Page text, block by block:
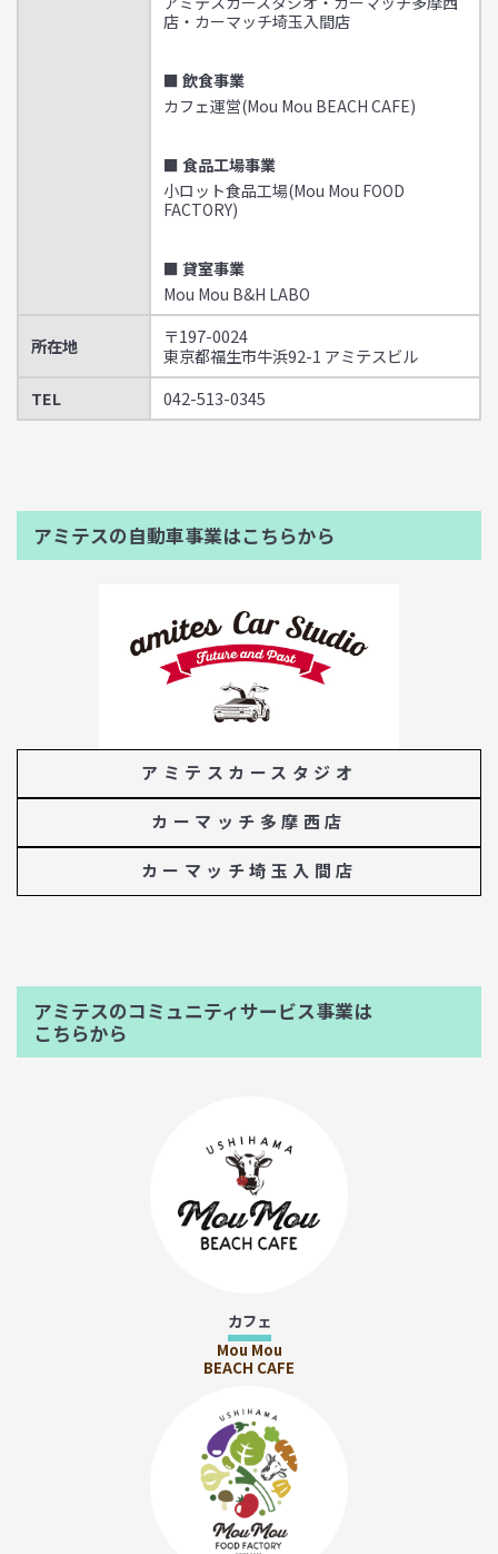
店・カーマッチ埼玉入間店
■ 飲食事業
カフェ運営(Mou Mou BEACH CAFE)
■ 食品工場事業
小ロット食品工場(Mou Mou FOOD
FACTORY)
■ 貸室事業
Mou Mou B&H LABO
所在地
〒197-0024
東京都福生市牛浜92-1 アミテスビル
TEL
042-513-0345
アミテスの自動車事業はこちらから
アミテスカースタジオ
カーマッチ多摩西店
カーマッチ埼玉入間店
アミテスのコミュニティサービス事業は
こちらから
カフェ
Mou Mou
BEACH CAFE